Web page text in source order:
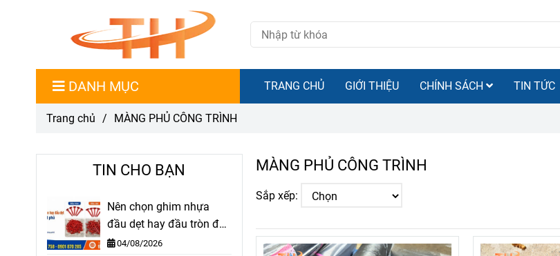
DANH MỤC TRANG CHỦ GIỚI THIỆU CHÍNH SÁCH TIN TỨC
Trang chủ / MÀNG PHỦ CÔNG TRÌNH
MÀNG PHỦ CÔNG TRÌNH
Sắp xếp:
TIN CHO BẠN
Nên chọn ghim nhựa
đầu dẹt hay đầu tròn để
cố định bạt phủ?
04/08/2026